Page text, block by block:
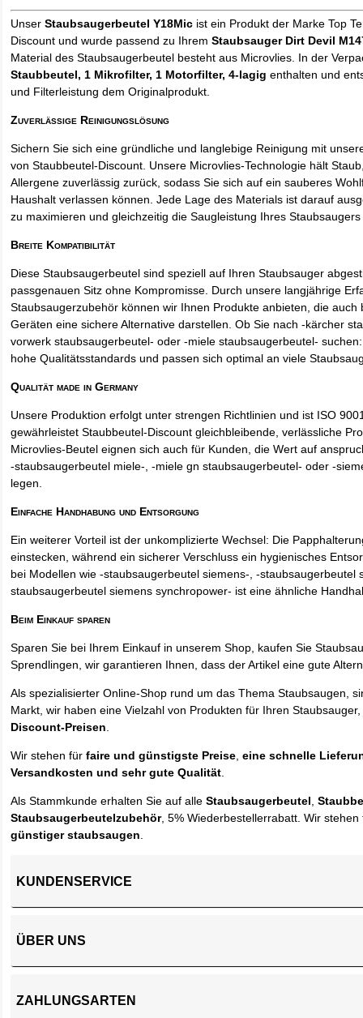
UnserStaubsaugerbeutel Y18Mic ist ein Produkt der Marke Top
Discount und wurde passend zu IhremStaubsauger Dirt Devil
Material des Staubsaugerbeutel besteht aus Microvlies. In der
Staubbeutel, 1 Mikrofilter, 1 Motorfilter, 4-lagig enthalten und
und Filterleistung dem Originalprodukt.
Zuverlässige Reinigungslösung
Sichern Sie sich eine gründliche und langlebige Reinigung mit
von Staubbeutel-Discount. Unsere Microvlies-Technologie hält
Allergene zuverlässig zurück, sodass Sie sich auf ein sauberes
Haushalt verlassen können. Jede Lage des Materials ist darauf
zu maximieren und gleichzeitig die Saugleistung Ihres
Breite Kompatibilität
Diese Staubsaugerbeutel sind speziell auf Ihren Staubsauger
passgenauen Sitz ohne Kompromisse. Durch unsere langjährige
Staubsaugerzubehör können wir Ihnen Produkte anbieten, die auch
Geräten eine sichere Alternative darstellen. Ob Sie nach -kärcher
vorwerk staubsaugerbeutel- oder -miele staubsaugerbeutel-
hohe Qualitätsstandards und passen sich optimal an viele
Qualität made in Germany
Unsere Produktion erfolgt unter strengen Richtlinien und ist ISO
gewährleistet Staubbeutel-Discount gleichbleibende, verlässliche
Microvlies-Beutel eignen sich auch für Kunden, die Wert auf
-staubsaugerbeutel miele-, -miele gn staubsaugerbeutel- oder -
legen.
Einfache Handhabung und Entsorgung
Ein weiterer Vorteil ist der unkomplizierte Wechsel: Die
einstecken, während ein sicherer Verschluss ein hygienisches
bei Modellen wie -staubsaugerbeutel siemens-, -staubsaugerbeutel
staubsaugerbeutel siemens synchropower- ist eine ähnliche
Beim Einkauf sparen
Sparen Sie bei Ihrem Einkauf in unserem Shop, kaufen Sie
Sprendlingen, wir garantieren Ihnen, dass der Artikel eine gute
Als spezialisierter Online-Shop rund um das Thema Staubsaugen,
Markt, wir haben eine Vielzahl von Produkten für Ihren
Discount-Preisen.
Wir stehen fürfaire und günstigste Preise,eine schnelle
Versandkosten und sehr gute Qualität.
Als Stammkunde erhalten Sie auf alleStaubsaugerbeutel,
Staubsaugerbeutelzubehör, 5% Wiederbestellerrabatt. Wir
günstiger staubsaugen.
KUNDENSERVICE
ÜBER UNS
ZAHLUNGSARTEN